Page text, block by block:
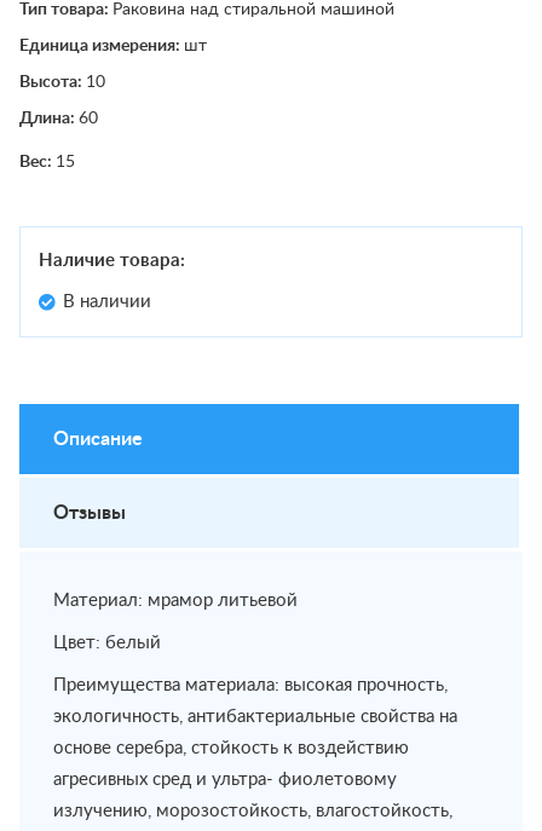
Тип товара: Раковина над стиральной машиной
Единица измерения: шт
Высота: 10
Длина: 60
Вес: 15
Наличие товара:
В наличии
Описание
Отзывы
Материал: мрамор литьевой
Цвет: белый
Преимущества материала: высокая прочность,
экологичность, антибактериальные свойства на
основе серебра, стойкость к воздействию
агресивных сред и ультра- фиолетовому
излучению, морозостойкость, влагостойкость,